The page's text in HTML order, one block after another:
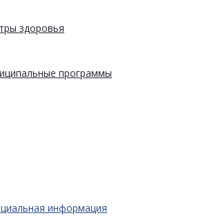
здоровья
программы
информация